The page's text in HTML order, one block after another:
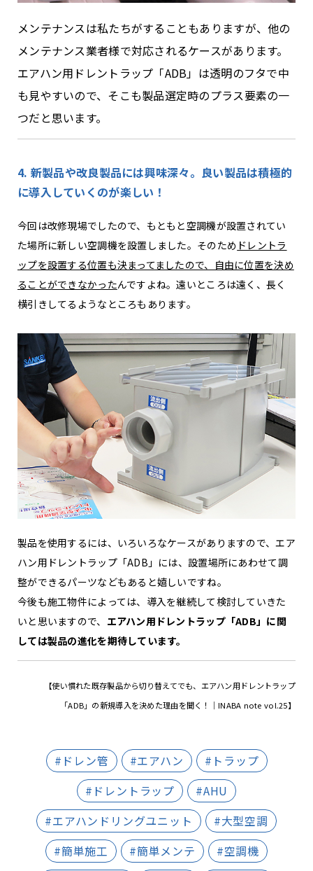
メンテナンスは私たちがすることもありますが、他の
メンテナンス業者様で対応されるケースがあります。
エアハン用ドレントラップ「ADB」は透明のフタで中
も見やすいので、そこも製品選定時のプラス要素の一
つだと思います。
4. 新製品や改良製品には興味深々。良い製品は積極的
に導入していくのが楽しい！
今回は改修現場でしたので、もともと空調機が設置されてい
た場所に新しい空調機を設置しました。そのため ドレントラ
ップを設置する位置も決まってましたので、自由に位置を決め
ることができなかったんですよね。遠いところは遠く、長く
横引きしてるようなところもあります。
製品を使用するには、いろいろなケースがありますので、エア
ハン用ドレントラップ「ADB」には、設置場所にあわせて調
整ができるパーツなどもあると嬉しいですね。
今後も施工物件によっては、導入を継続して検討していきた
いと思いますので、 エアハン用ドレントラップ「ADB」に関
しては製品の進化を期待しています。
【使い慣れた既存製品から切り替えてでも、エアハン用ドレントラップ
「ADB」の新規導入を決めた理由を聞く！｜INABA note vol.25】
#ドレン管 #エアハン
#トラップ
#ドレントラップ
#AHU
#エアハンドリングユニット
#大型空調
#簡単施工
#簡単メンテ #空調機